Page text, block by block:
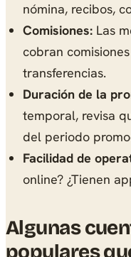
nómina, recibos,
Comisiones: Las
cobran
transferencias.
Duración de la
temporal, revisa
del periodo
Facilidad de
online? ¿Tienen
Algunas
populares